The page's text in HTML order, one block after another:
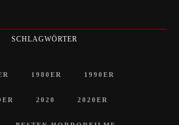
SCHLAGWÖRTER
1980ER 1990ER
2020 2020ER